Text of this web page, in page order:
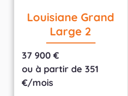
Louisiane Grand
Large 2
37 900 €
ou à partir de 351
€/mois